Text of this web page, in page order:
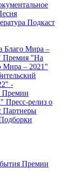
Подкаст
Благо Мира –
Премия "На
Мира – 2021"
-
Премии
Пресс-релиз о
Партнеры
Премии